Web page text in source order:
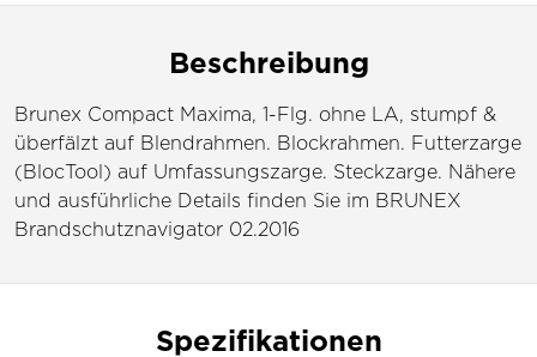
Beschreibung
Brunex Compact Maxima, 1-Flg. ohne LA, stumpf &
überfälzt auf Blendrahmen. Blockrahmen. Futterzarge
(BlocTool) auf Umfassungszarge. Steckzarge. Nähere
und ausführliche Details finden Sie im BRUNEX
Brandschutznavigator 02.2016
Spezifikationen